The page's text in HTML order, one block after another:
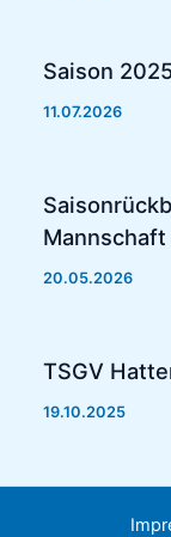
Saison
11.07.2026
Mannschaft
20.05.2026
TSGV
19.10.2025